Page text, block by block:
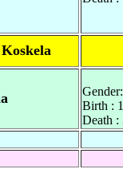
Birth :
Death :